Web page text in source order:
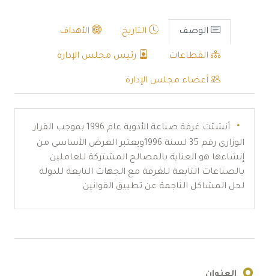
الوصف التاريخ الأهداف
القطاعات رئيس مجلس الإدارة
أعضاء مجلس الإدارة
أنشئت غرفة صناعة الأدوية عام 1996 بموجب القرار
الوزارى رقم 35 لسنة 1996ويعتبر الغرض الأساسى من
إنشاءها هو العناية بالمصالح المشتركة للعاملين
بالصناعات التابعة للغرفة مع الجهات التابعة للدولة
لحل المشاكل الناجمة عن تطبيق القوانين